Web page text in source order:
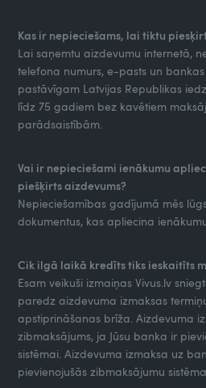
Kas ir nepieciešams, lai tiktu
Lai saņemtu aizdevumu internetā,
telefona numurs, e-pasts un
pastāvīgam Latvijas Republikas
līdz 75 gadiem bez kavētiem
parādsaistībām.
Vai ir nepieciešami ienākumu
piešķirts aizdevums?
Nepieciešamības gadījumā mēs
dokumentus, kas apliecina
Cik ilgā laikā kredīts tiks ieskaitīts
Esam veikuši izmaiņas Vivus.lv
paredz aizdevuma izmaksas
apstiprināšanas brīža. Aizdevuma
zibmaksājums, ja Jūsu banka ir
sistēmai. Aizdevuma izmaksa uz
pievienojušās zibmaksājumu